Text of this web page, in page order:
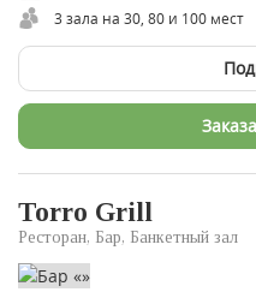
3 зала на 30, 80 и 100 мест
Torro Grill
Ресторан, Бар, Банкетный зал